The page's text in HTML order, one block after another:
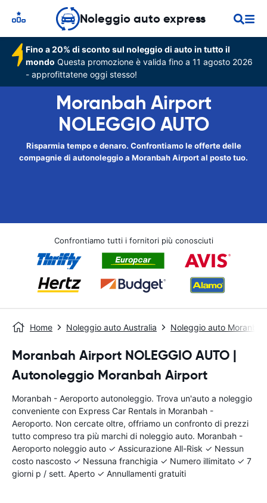
Noleggio auto express
Fino a 20% di sconto sul noleggio di auto in tutto il
mondo Questa promozione è valida fino a 11 agosto 2026
- approfittatene oggi stesso!
Moranbah Airport
NOLEGGIO AUTO
Risparmia tempo e denaro. Confrontiamo le offerte delle
compagnie di autonoleggio a Moranbah Airport al posto tuo.
Confrontiamo tutti i fornitori più conosciuti
Home Noleggio auto Australia Noleggio auto Moranbah
Moranbah Airport NOLEGGIO AUTO |
Autonoleggio Moranbah Airport
Moranbah - Aeroporto autonoleggio. Trova un'auto a noleggio
conveniente con Express Car Rentals in Moranbah -
Aeroporto. Non cercate oltre, offriamo un confronto di prezzi
tutto compreso tra più marchi di noleggio auto. Moranbah -
Aeroporto noleggio auto ✓ Assicurazione All-Risk ✓ Nessun
costo nascosto ✓ Nessuna franchigia ✓ Numero illimitato ✓ 7
giorni p / sett. Aperto ✓ Annullamenti gratuiti